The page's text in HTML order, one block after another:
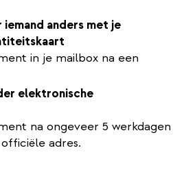
anders met je
in je mailbox na een
elektronische
na ongeveer 5 werkdagen
adres.